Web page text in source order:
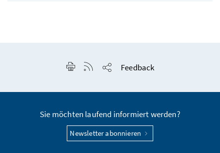
Seite drucken
RSS-Feed anzeigen
Feedback
Sie möchten laufend informiert werden?
Newsletter abonnieren